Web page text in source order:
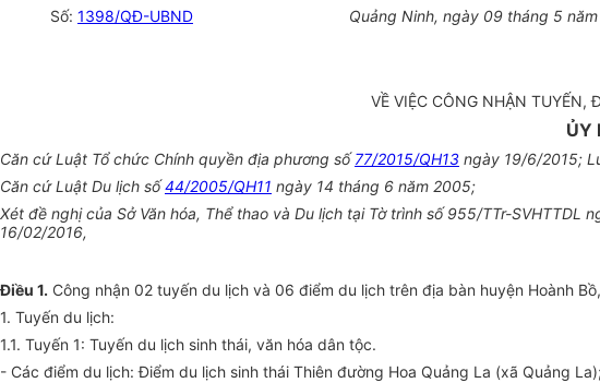
Số: 1398/QĐ-UBND Quảng Ninh, ngày 09 tháng 5
VỀ VIỆC CÔNG NHẬN TUYẾN,
ỦY
Căn cứ Luật Tổ chức Chính quyền địa phương số77/2015/QH13 ngày 19/6/2015;
Căn cứ Luật Du lịch số44/2005/QH11 ngày 14 tháng 6 năm 2005;
Xét đề nghị của Sở Văn hóa, Thể thao và Du lịch tại Tờ trình số 955/TTr-
16/02/2016,
Điều 1. Công nhận 02 tuyến du lịch và 06 điểm du lịch trên địa bàn huyện Hoành
1. Tuyến du lịch:
1.1. Tuyến 1: Tuyến du lịch sinh thái, văn hóa dân tộc.
- Các điểm du lịch: Điểm du lịch sinh thái Thiên đường Hoa Quảng La (xã Quảng